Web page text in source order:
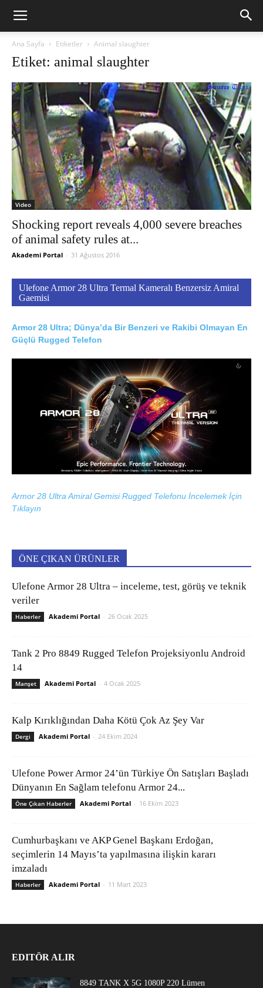
Ana Sayfa Etiketler Animal slaughter
Etiket: animal slaughter
Video
Shocking report reveals 4,000 severe breaches
of animal safety rules at...
Akademi Portal - 31 Ağustos 2016
Ulefone Armor 28 Ultra Termal Kameralı Benzersiz Amiral
Gaemisi
Armor 28 Ultra; Dünya’da Bir Benzeri ve Rakibi Olmayan En
Güçlü Rugged Telefon
Armor 28 Ultra Amiral Gemisi Rugged Telefonu İncelemek İçin
Tıklayın
ÖNE ÇIKAN ÜRÜNLER
Ulefone Armor 28 Ultra – inceleme, test, görüş ve teknik
veriler
Haberler Akademi Portal - 26 Ocak 2025
Tank 2 Pro 8849 Rugged Telefon Projeksiyonlu Android
14
Manşet Akademi Portal - 4 Ocak 2025
Kalp Kırıklığından Daha Kötü Çok Az Şey Var
Dergi Akademi Portal - 24 Ekim 2024
Ulefone Power Armor 24’ün Türkiye Ön Satışları Başladı
Dünyanın En Sağlam telefonu Armor 24...
Öne Çıkan Haberler Akademi Portal - 16 Ekim 2023
Cumhurbaşkanı ve AKP Genel Başkanı Erdoğan,
seçimlerin 14 Mayıs’ta yapılmasına ilişkin kararı
imzaladı
Haberler Akademi Portal - 11 Mart 2023
EDITÖR ALIR
8849 TANK X 5G 1080P 220 Lümen